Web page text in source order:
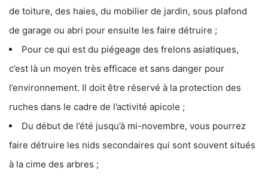
de toiture, des haies, du mobilier de jardin, sous plafond
de garage ou abri pour ensuite les faire détruire ;
Pour ce qui est du piégeage des frelons asiatiques,
c’est là un moyen très efficace et sans danger pour
l’environnement. Il doit être réservé à la protection des
ruches dans le cadre de l’activité apicole ;
Du début de l’été jusqu’à mi-novembre, vous pourrez
faire détruire les nids secondaires qui sont souvent situés
à la cime des arbres ;